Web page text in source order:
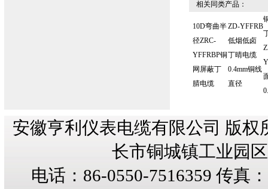
相关同类产品：
10D弯曲半
径ZRC-
YFFRBP铜
网屏蔽丁
腈电缆
ZD-YFFRB
低烟低卤
丁晴电缆
0.4mm铜线
直径
安徽亨利仪表电缆有限公司 版权
长市铜城镇工业园
电话：86-0550-7516359 传真